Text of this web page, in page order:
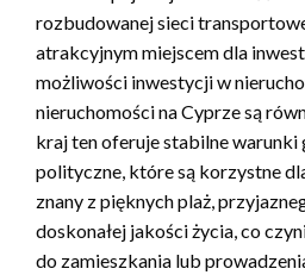
rozbudowanej sieci
atrakcyjnym miejscem dla
możliwości inwestycji w
nieruchomości na Cyprze są
kraj ten oferuje stabilne warunki
polityczne, które są korzystne
znany z pięknych plaż,
doskonałej jakości życia, co
do zamieszkania lub